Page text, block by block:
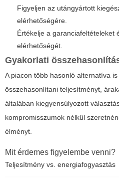
Figyeljen az utángyártott
elérhetőségére.
Értékelje a garanciafeltételeket
elérhetőségét.
Gyakorlati
A piacon több hasonló alternatíva
összehasonlítani teljesítményt,
általában kiegyensúlyozott
kompromisszumok nélkül
élményt.
Mit érdemes figyelembe venni?
Teljesítmény vs. energiafogyasztás